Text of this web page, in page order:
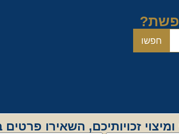
חפשו
ומיצוי זכויותיכם, השאירו